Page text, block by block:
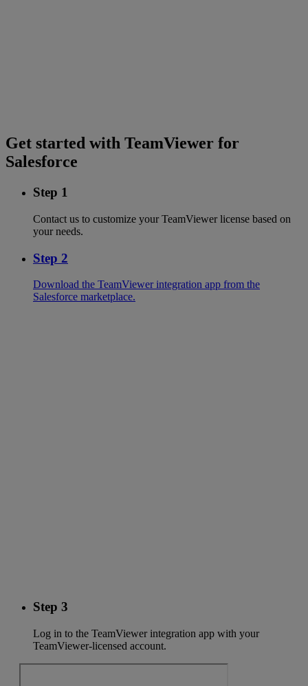
Get started with TeamViewer for
Salesforce
Step 1
Contact us to customize your TeamViewer license based on
your needs.
Step 2
Download the TeamViewer integration app from the
Salesforce marketplace.
Step 3
Log in to the TeamViewer integration app with your
TeamViewer-licensed account.